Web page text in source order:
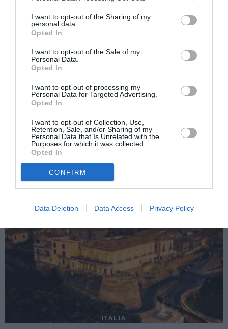
I want to opt-out of the Sharing of my
personal data.
Opted In
I want to opt-out of the Sale of my
Personal Data.
Opted In
I want to opt-out of processing my
Personal Data for Targeted Advertising.
Opted In
I want to opt-out of Collection, Use,
Retention, Sale, and/or Sharing of my
Personal Data that Is Unrelated with the
Purposes for which it was collected.
Opted In
CONFIRM
Data Deletion Data Access Privacy Policy
românce de 18 ani
Articolul anterior
Reuşita unui tânăr român din Montreal.
Emil Cotrigasanu, în spectacole cu „La voix
junior”
Următorul articol
”Revelion de neuitat” transformat în
coșmar
AȚI PUTEA DORI DE
ASEMENEA
ITALIA